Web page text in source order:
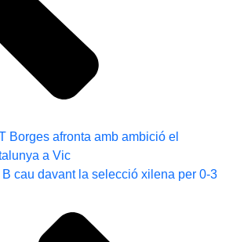
Borges afronta amb ambició el
a Vic
B cau davant la selecció xilena per 0-3